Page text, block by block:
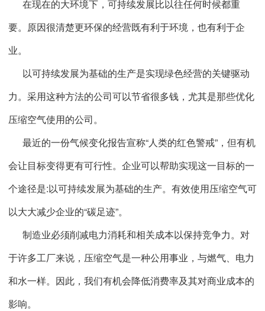
在现在的大环境下，可持续发展比以往任何时候都重
要。原因很清楚更环保的经营既有利于环境，也有利于企
业。
以可持续发展为基础的生产是实现绿色经营的关键驱动
力。采用这种方法的公司可以节省很多钱，尤其是那些优化
压缩空气使用的公司。
最近的一份气候变化报告宣称“人类的红色警戒”，但有机
会让目标变得更有可行性。企业可以帮助实现这一目标的一
个途径是:以可持续发展为基础的生产。有效使用压缩空气可
以大大减少企业的“碳足迹”。
制造业必须削减电力消耗和相关成本以保持竞争力。对
于许多工厂来说，压缩空气是一种公用事业，与燃气、电力
和水一样。因此，我们有机会降低消费率及其对商业成本的
影响。